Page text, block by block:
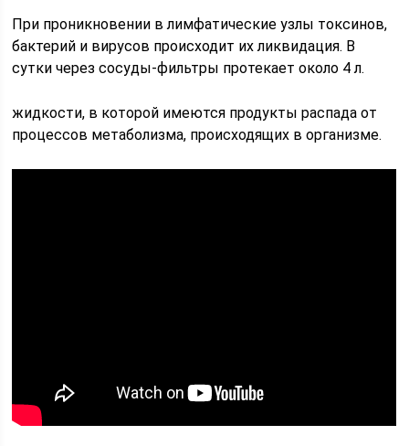
При проникновении в лимфатические узлы токсинов,
бактерий и вирусов происходит их ликвидация. В
сутки через сосуды-фильтры протекает около 4 л.
жидкости, в которой имеются продукты распада от
процессов метаболизма, происходящих в организме.